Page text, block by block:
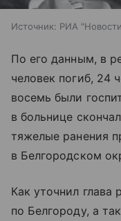
Источник: РИА
По его данным, в
человек погиб, 24
восемь были
в больнице
тяжелые ранения
в Белгородском
Как уточнил глава
по Белгороду, а